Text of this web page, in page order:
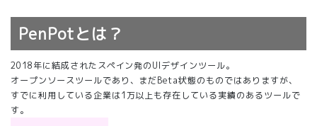
PenPotとは？
2018年に結成されたスペイン発のUIデザインツール。
オープンソースツールであり、まだBeta状態のものではありますが、
すでに利用している企業は1万以上も存在している実績のあるツールで
す。